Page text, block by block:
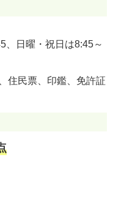
、日曜・祝日は8:45～
住民票、印鑑、免許証